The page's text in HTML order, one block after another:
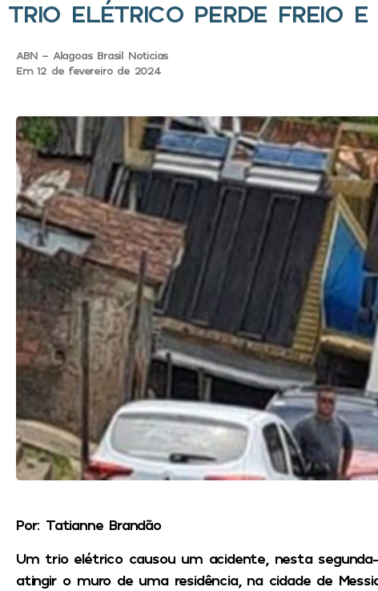
TRIO ELÉTRICO PERDE FREIO
ABN - Alagoas Brasil Noticias
Em 12 de fevereiro de 2024
Por: Tatianne Brandão
Um trio elétrico causou um acidente, nesta
atingir o muro de uma residência, na cidade de